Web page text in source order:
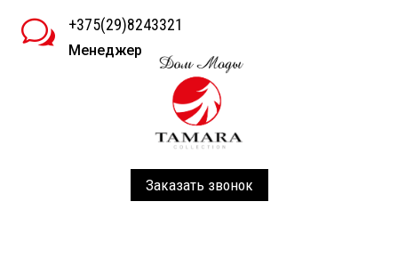
w +375(29)8243321
Менеджер
Заказать звонок